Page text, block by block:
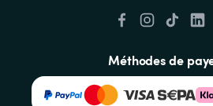
Méthodes de